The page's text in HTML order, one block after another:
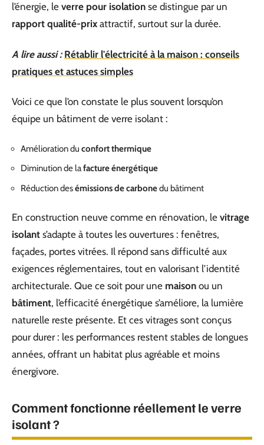
l’énergie, le verre pour isolation se distingue par un
rapport qualité-prix attractif, surtout sur la durée.
A lire aussi : Rétablir l'électricité à la maison : conseils
pratiques et astuces simples
Voici ce que l’on constate le plus souvent lorsqu’on
équipe un bâtiment de verre isolant :
Amélioration du confort thermique
Diminution de lafacture énergétique
Réduction desémissions de carbonedu bâtiment
En construction neuve comme en rénovation, le vitrage
isolant s’adapte à toutes les ouvertures : fenêtres,
façades, portes vitrées. Il répond sans difficulté aux
exigences réglementaires, tout en valorisant l’identité
architecturale. Que ce soit pour une maison ou un
bâtiment, l’efficacité énergétique s’améliore, la lumière
naturelle reste présente. Et ces vitrages sont conçus
pour durer : les performances restent stables de longues
années, offrant un habitat plus agréable et moins
énergivore.
Comment fonctionne réellement le verre
isolant ?